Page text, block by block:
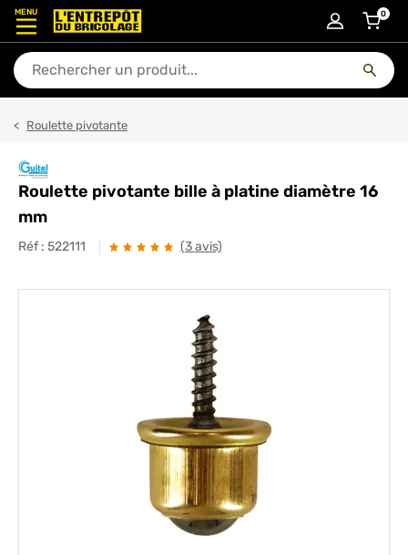
MENU
En quoi puis-je vous aider ?
0article
Roulette pivotante
Roulette pivotante bille à platine diamètre 16
mm
Réf : 522111 (3 avis)